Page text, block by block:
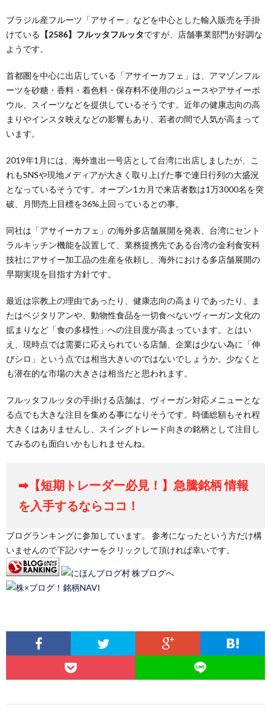
ブラジル産フルーツ「アサイー」などを中心とした輸入販売を手掛
けている 【2586】フルッタフルッタですが、店舗事業部門が好調な
ようです。
首都圏を中心に出店している「アサイーカフェ」は、アマゾンフル
ーツを砂糖・香料・着色料・保存料不使用のジュースやアサイーボ
ウル、スイーツなどを提供しているそうです。近年の健康志向の高
まりやインスタ映えなどの影響もあり、若者の間で人気が高まって
います。
2019年1月には、海外進出一号店として台湾に出店しましたが、こ
れもSNSや現地メディアが大きく取り上げた事で連日行列の大盛況
となっているそうです。オープン1カ月で来店者数は1万3000名を突
破、月間売上目標を36%上回っているとの事。
同社は「アサイーカフェ」の海外多店舗展開を発表、台湾にセント
ラルキッチン機能を設置して、業務提携先である台湾の金利食安科
技社にアサイー加工品の生産を依頼し、海外における多店舗展開の
早期実現を目指す方針です。
最近は宗教上の理由であったり、健康志向の高まりであったり、ま
たはベジタリアンや、動物性食品を一切食べないヴィーガン文化の
拡まりなど「食の多様性」への注目度が高まっています。とはい
え、現時点では需要に応えられている店舗、企業は少ない為に「伸
びシロ」という点では相当大きいのではないでしょうか。少なくと
も潜在的な市場の大きさは相当だと思われます。
フルッタフルッタの手掛ける店舗は、ヴィーガン対応メニューとな
る点でも大きな注目を集める事になりそうです。時価総額もそれ程
大きくはありませんし、スイングトレード向きの銘柄として注目し
てみるのも面白いかもしれませんね。
➡【短期トレーダー必見！】急騰銘柄 情報
を入手するならココ！
ブログランキングに参加しています。 参考になったという方だけ構
いませんので下記バナーをクリックして頂ければ幸いです。